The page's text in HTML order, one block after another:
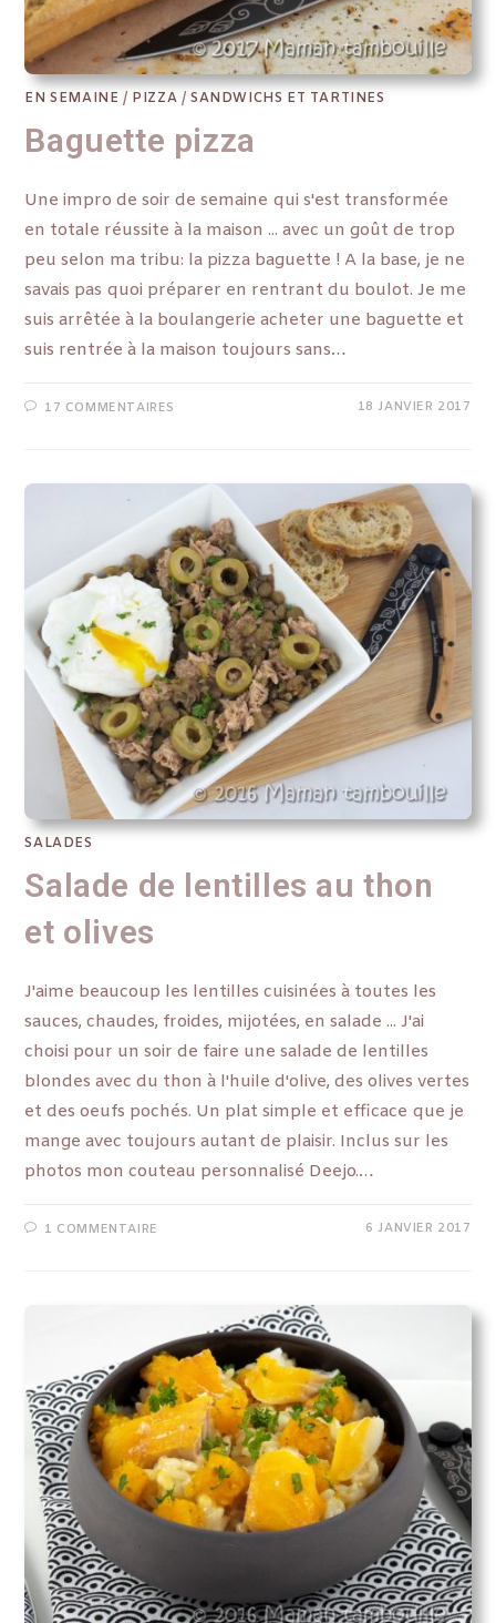
EN SEMAINE / PIZZA /SANDWICHS ET TARTINES
Baguette pizza
Une impro de soir de semaine qui s'est transformée
en totale réussite à la maison ... avec un goût de trop
peu selon ma tribu: la pizza baguette ! A la base, je ne
savais pas quoi préparer en rentrant du boulot. Je me
suis arrêtée à la boulangerie acheter une baguette et
suis rentrée à la maison toujours sans…
17 COMMENTAIRES 18 JANVIER 2017
SALADES
Salade de lentilles au thon
et olives
J'aime beaucoup les lentilles cuisinées à toutes les
sauces, chaudes, froides, mijotées, en salade ... J'ai
choisi pour un soir de faire une salade de lentilles
blondes avec du thon à l'huile d'olive, des olives vertes
et des oeufs pochés. Un plat simple et efficace que je
mange avec toujours autant de plaisir. Inclus sur les
photos mon couteau personnalisé Deejo.…
1 COMMENTAIRE 6 JANVIER 2017